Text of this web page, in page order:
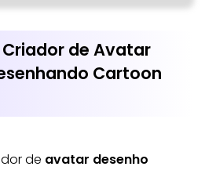
de Avatar
Cartoon
de avatar desenho